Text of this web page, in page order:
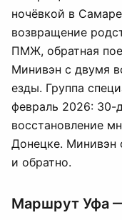
ночёвкой в
возвращение
ПМЖ, обратная
Минивэн с двумя
езды. Группа
февраль 2026: 30-
восстановление
Донецке. Минивэн
и обратно.
Маршрут Уфа